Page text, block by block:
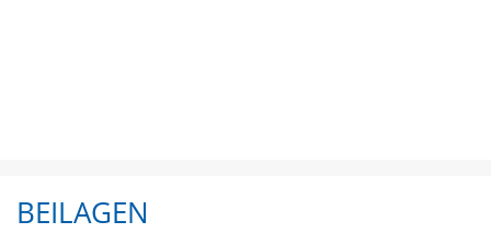
BEILAGEN